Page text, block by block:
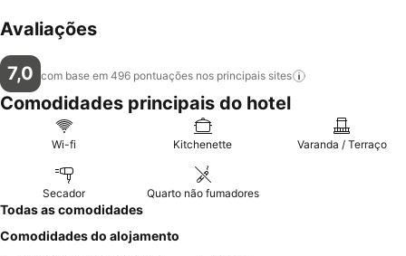
Avaliações
7,0 com base em 496 pontuações nos principais sites
Comodidades principais do hotel
Wi-fi Kitchenette Varanda / Terraço
Secador Quarto não fumadores
Todas as comodidades
Comodidades do alojamento